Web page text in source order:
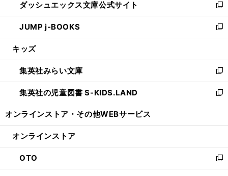
く
ド
ウ
で
開
ィ
ン
ド
ウ
開
く
い
ウ
ィ
ン
ウ
で
開
く
ダッシュエックス文庫公式サイト
新
し
い
ウ
ン
ド
ウ
で
JUMP j-BOOKS
新
し
ウ
ィ
ン
ド
開
キッズ
集英社みらい文庫
新
し
い
ン
ウ
で
開
集英社の児童図書 S-KIDS.LAND
新
ウ
ン
ド
ウ
オンラインストア・ その他WEBサービス
オンラインストア
OTO
新
し